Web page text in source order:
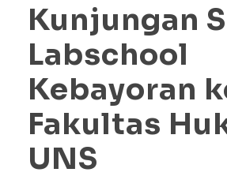
Kunjungan
Labschool
Kebayoran
Fakultas
UNS